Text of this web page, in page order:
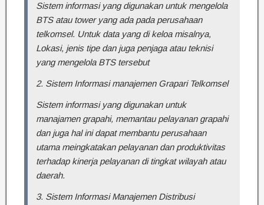
Sistem informasi yang digunakan untuk mengelola
BTS atau tower yang ada pada perusahaan
telkomsel. Untuk data yang di keloa misalnya,
Lokasi, jenis tipe dan juga penjaga atau teknisi
yang mengelola BTS tersebut
2. Sistem Informasi manajemen Grapari Telkomsel
Sistem informasi yang digunakan untuk
manajamen grapahi, memantau pelayanan grapahi
dan juga hal ini dapat membantu perusahaan
utama meingkatakan pelayanan dan produktivitas
terhadap kinerja pelayanan di tingkat wilayah atau
daerah.
3. Sistem Informasi Manajemen Distribusi